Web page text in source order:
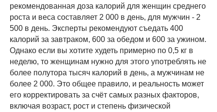
рекомендованная доза калорий для женщин среднего
роста и веса составляет 2 000 в день, для мужчин - 2
500 в день. Эксперты рекомендуют съедать 400
калорий за завтраком, 600 за обедом и 600 за ужином.
Однако если вы хотите худеть примерно по 0,5 кг в
неделю, то женщинам нужно для этого употреблять не
более полутора тысяч калорий в день, а мужчинам не
более 2 000. Это общее правило, и реальность может
его корректировать за счёт самых разных факторов,
включая возраст, рост и степень физической